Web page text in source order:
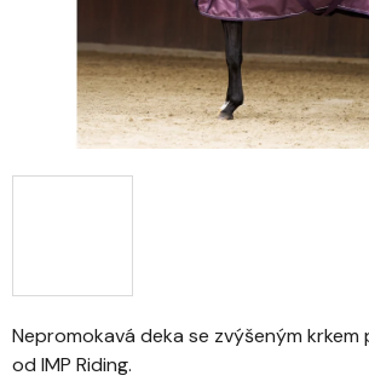
Nepromokavá deka se zvýšeným
od IMP Riding.